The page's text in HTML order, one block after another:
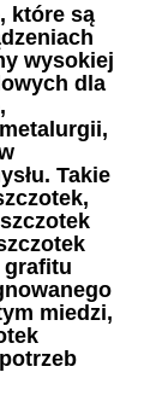
które są
wysokiej
dla
Takie
grafitu
miedzi,